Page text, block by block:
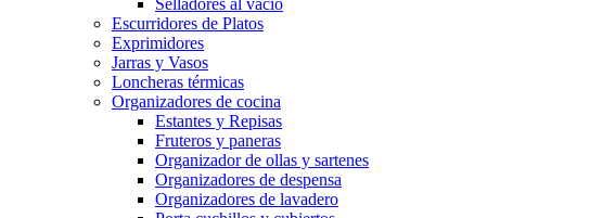
Escurridores de Platos
Exprimidores
Jarras y Vasos
Loncheras térmicas
Organizadores de cocina
Estantes y Repisas
Fruteros y paneras
Organizador de ollas y sartenes
Organizadores de despensa
Organizadores de lavadero